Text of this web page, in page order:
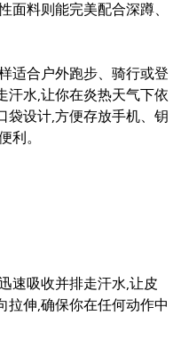
面料则能完美配合深蹲、
适合户外跑步、骑行或登
汗水,让你在炎热天气下依
袋设计,方便存放手机、钥
利。
速吸收并排走汗水,让皮
拉伸,确保你在任何动作中